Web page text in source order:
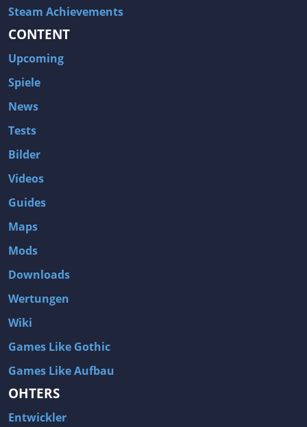
Steam Achievements
CONTENT
Upcoming
Spiele
News
Tests
Bilder
Videos
Guides
Maps
Mods
Downloads
Wertungen
Wiki
Games Like Gothic
Games Like Aufbau
OHTERS
Entwickler